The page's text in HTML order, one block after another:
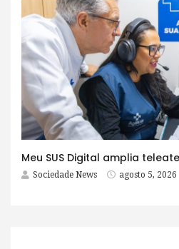
Sociedade News agosto 5, 2026